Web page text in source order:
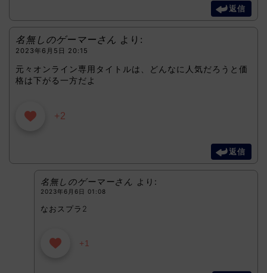
返信
名無しのゲーマーさん より:
2023年6月5日 20:15
元々オンライン専用タイトルは、どんなに人気だろうと価
格は下がる一方だよ
+2
返信
名無しのゲーマーさん より:
2023年6月6日 01:08
なおスプラ2
+1